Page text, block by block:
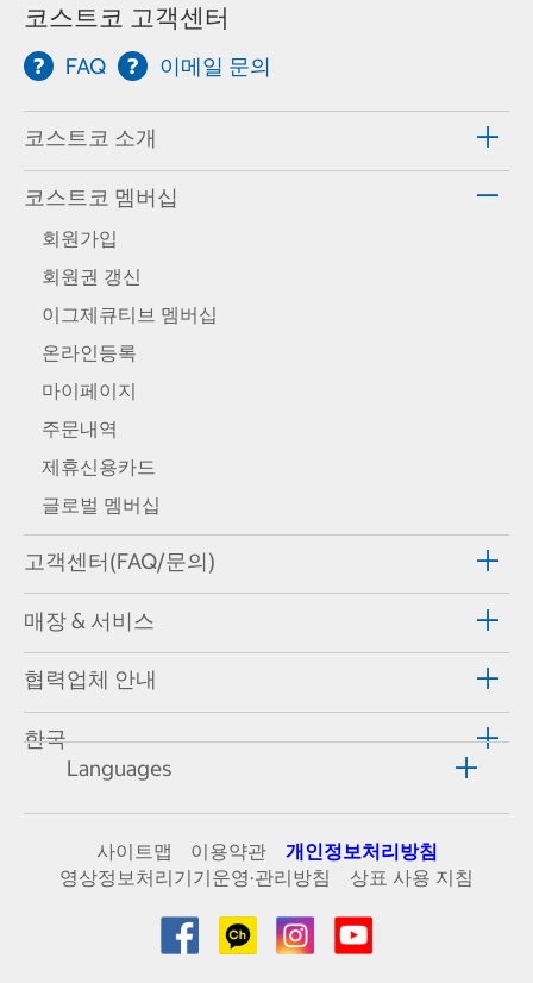
코스트코 고객센터
FAQ 이메일 문의
코스트코 소개
코스트코 멤버십
회원가입
회원권 갱신
이그제큐티브 멤버십
온라인등록
마이페이지
주문내역
제휴신용카드
글로벌 멤버십
고객센터(FAQ/문의)
매장 & 서비스
협력업체 안내
한국
Languages
사이트맵 이용약관
개인정보처리방침
영상정보처리기기운영·관리방침
상표 사용 지침